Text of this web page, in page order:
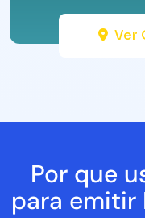
Ver
Por que
para emitir